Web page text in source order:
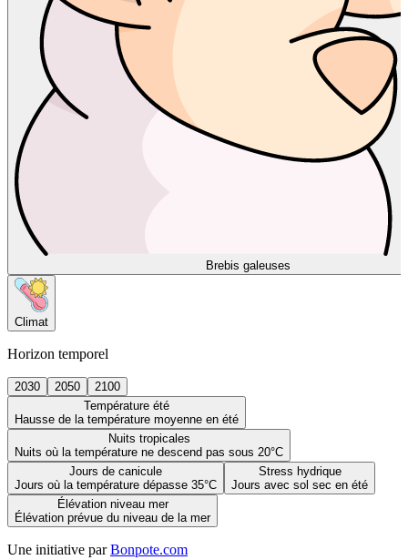
Brebis galeuses
Climat
Horizon temporel
2030 2050
2100
Température été
Hausse de la température moyenne en été
Nuits tropicales
Nuits où la température ne descend pas sous 20°C
Jours de canicule
Jours où la température dépasse 35°C
Stress hydrique
Jours avec sol sec en été
Élévation niveau mer
Élévation prévue du niveau de la mer
Une initiative par Bonpote.com